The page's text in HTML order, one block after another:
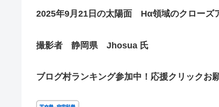
2025年9月21日の太陽面 Hα領域のクローズ
撮影者 静岡県 Jhosua 氏
ブログ村ランキング参加中！応援クリックお